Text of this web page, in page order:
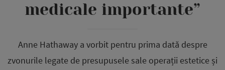
medicale importante”
Anne Hathaway a vorbit pentru prima dată despre
zvonurile legate de presupusele sale operații estetice și